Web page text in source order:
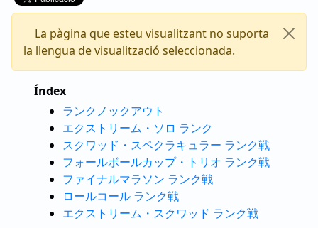
La pàgina que esteu visualitzant no suporta
la llengua de visualització seleccionada.
Índex
ランクノックアウト
エクストリーム・ソロ ランク
スクワッド・スペクラキュラー ランク戦
フォールボールカップ・トリオ ランク戦
ファイナルマラソン ランク戦
ロールコール ランク戦
エクストリーム・スクワッド ランク戦